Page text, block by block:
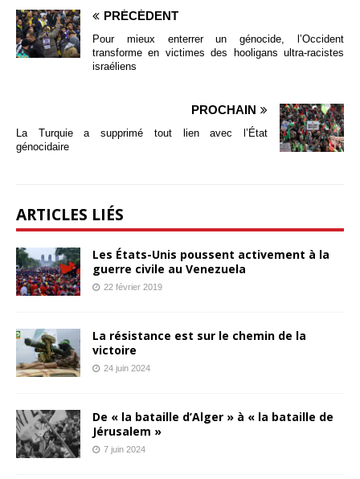
PRÉCÉDENT
Pour mieux enterrer un génocide, l’Occident
transforme en victimes des hooligans ultra-racistes
israéliens
PROCHAIN
La Turquie a supprimé tout lien avec l’État
génocidaire
ARTICLES LIÉS
Les États-Unis poussent activement à la
guerre civile au Venezuela
22 février 2019
La résistance est sur le chemin de la
victoire
24 juin 2024
De « la bataille d’Alger » à « la bataille de
Jérusalem »
7 juin 2024